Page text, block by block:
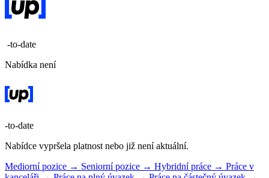
-to-date
Nabídka není
-to-date
Nabídce vypršela platnost nebo již není aktuální.
Mediorní pozice → Seniorní pozice → Hybridní práce → Práce v